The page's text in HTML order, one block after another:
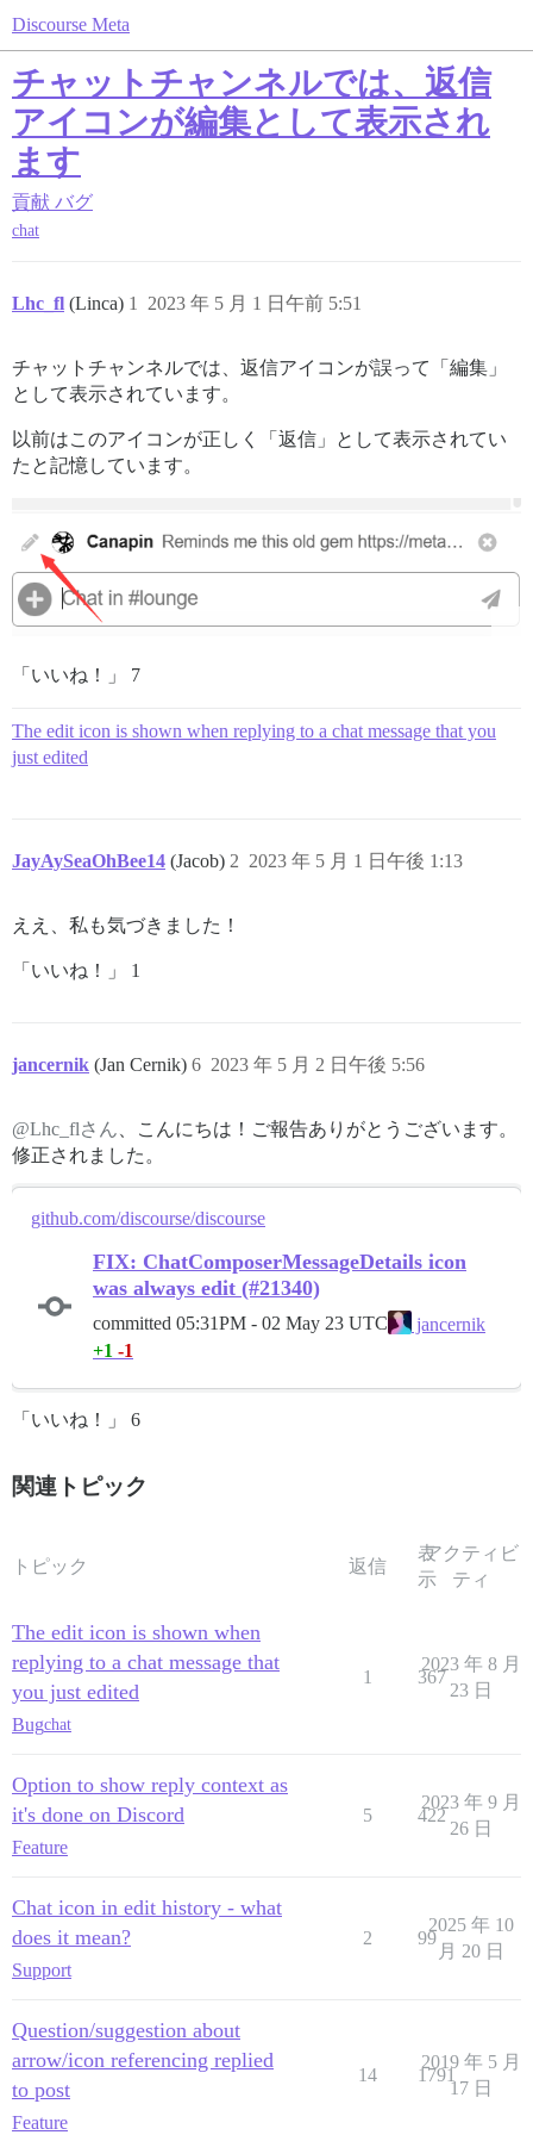
Discourse Meta
チャットチャンネルでは、返信
アイコンが編集として表示され
ます
貢献 バグ
chat
Lhc_fl (Linca) 2023 年 5 月 1 日午前 5:51
1
チャットチャンネルでは、返信アイコンが誤って「編集」
として表示されています。
以前はこのアイコンが正しく「返信」として表示されてい
たと記憶しています。
「いいね！」 7
The edit icon is shown when replying to a chat message that you
just edited
JayAySeaOhBee14 (Jacob) 2023 年 5 月 1 日午後 1:13
2
ええ、私も気づきました！
「いいね！」 1
jancernik (Jan Cernik) 2023 年 5 月 2 日午後 5:56
6
@Lhc_flさん 、こんにちは！ご報告ありがとうございます。
修正されました。
github.com/discourse/discourse
FIX: ChatComposerMessageDetails icon
was always edit (#21340)
committed 05:31PM - 02 May 23 UTC
jancernik
+1 -1
「いいね！」 6
関連トピック
トピック 返信
表
示
アクティビ
ティ
The edit icon is shown when
replying to a chat message that
you just edited
Bugchat
1 367
2023 年 8 月
23 日
Option to show reply context as
it's done on Discord
Feature
5 422
2023 年 9 月
26 日
Chat icon in edit history - what
does it mean?
Support
2 99
2025 年 10
月 20 日
Question/suggestion about
arrow/icon referencing replied
to post
Feature
14 1791
2019 年 5 月
17 日